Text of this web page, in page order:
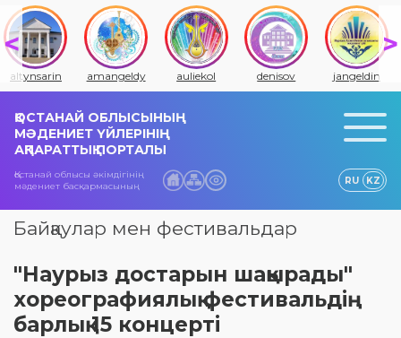
altynsarin amangeldy auliekol denisov jangeldin
ҚОСТАНАЙ ОБЛЫСЫНЫҢ
МӘДЕНИЕТ ҮЙЛЕРІНІҢ
АҚПАРАТТЫҚ ПОРТАЛЫ
Қостанай облысы әкімдігінің
мәдениет басқармасының
RU KZ
Байқаулар мен фестивальдар
"Наурыз достарын шақырады"
хореографиялық фестивальдің
барлық 15 концерті